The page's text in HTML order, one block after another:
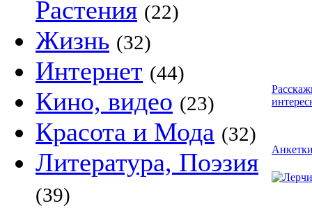
Растения (22)
Жизнь (32)
Интернет (44)
Кино, видео (23)
Красота и Мода (32)
Литература, Поэзия
(39)